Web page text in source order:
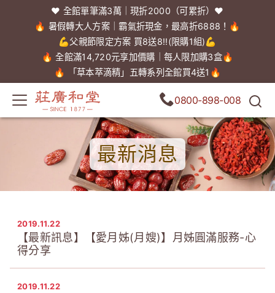
❤️ 全館單筆滿3萬｜現折2000（可累折）❤️
🔥 暑假轉大人方案｜霸氣折現金，最高折6888！🔥
💪父親節限定方案 買8送8!!(限購1組)💪
🔥 全館滿14,720元享加價購｜每人限加購3盒🔥
🔥 「草本萃滴精」五轉系列全館買4送1🔥
0800-898-008
最新消息
2019.11.22
【最新訊息】【愛月姊(月嫂)】月姊圓滿服務-心
得分享
2019.11.22